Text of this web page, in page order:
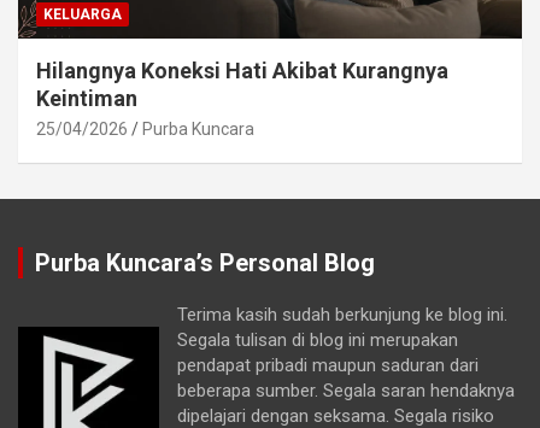
KELUARGA
Hilangnya Koneksi Hati Akibat Kurangnya
Keintiman
25/04/2026 Purba Kuncara
Purba Kuncara’s Personal Blog
Terima kasih sudah berkunjung ke blog ini.
Segala tulisan di blog ini merupakan
pendapat pribadi maupun saduran dari
beberapa sumber. Segala saran hendaknya
dipelajari dengan seksama. Segala risiko